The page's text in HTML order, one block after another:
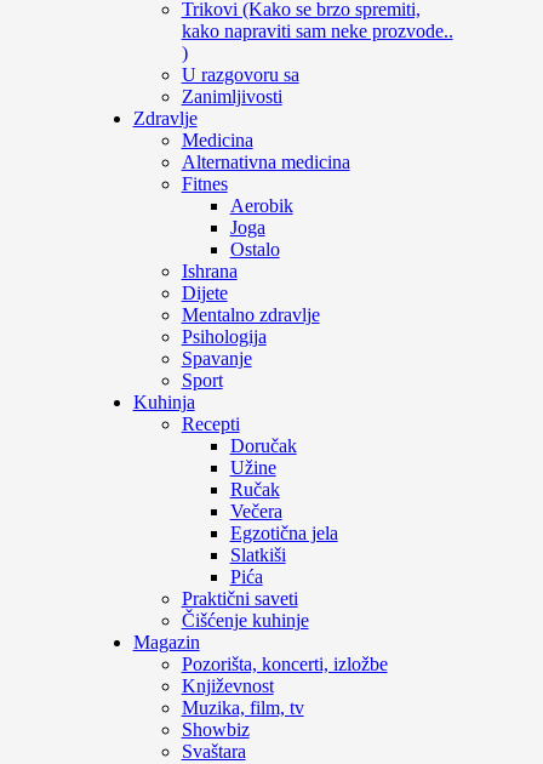
Trikovi (Kako se brzo spremiti,
kako napraviti sam neke prozvode..
)
U razgovoru sa
Zanimljivosti
Zdravlje
Medicina
Alternativna medicina
Fitnes
Aerobik
Joga
Ostalo
Ishrana
Dijete
Mentalno zdravlje
Psihologija
Spavanje
Sport
Kuhinja
Recepti
Doručak
Užine
Ručak
Večera
Egzotična jela
Slatkiši
Pića
Praktični saveti
Čišćenje kuhinje
Magazin
Pozorišta, koncerti, izložbe
Književnost
Muzika, film, tv
Showbiz
Svaštara